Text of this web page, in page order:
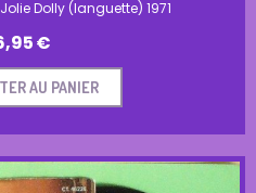
Dolly (languette) 1971
€
AU PANIER